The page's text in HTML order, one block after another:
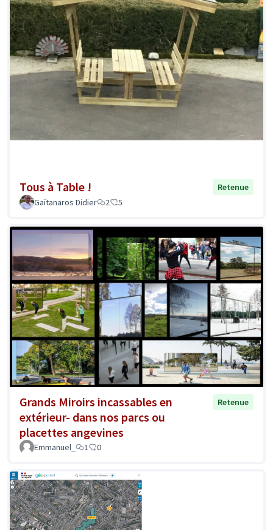
Tous à Table !
Retenue
Gaïtanaros Didier
2 5
Grands Miroirs incassables en
extérieur- dans nos parcs ou
placettes angevines
Retenue
Emmanuel_ 1 0